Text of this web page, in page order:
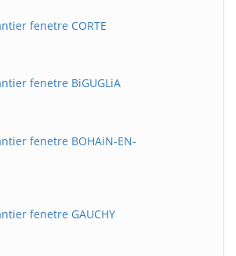
fenetre CORTE
fenetre BiGUGLiA
fenetre BOHAiN-EN-
fenetre GAUCHY